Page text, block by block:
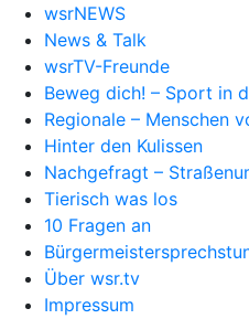
wsrNEWS
News & Talk
wsrTV-Freunde
Beweg dich! – Sport in
Regionale – Menschen
Hinter den Kulissen
Nachgefragt –
Tierisch was los
10 Fragen an
Über wsr.tv
Impressum